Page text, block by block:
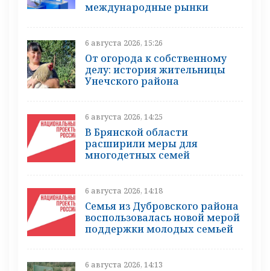
международные рынки
6 августа 2026, 15:26
От огорода к собственному
делу: история жительницы
Унечского района
6 августа 2026, 14:25
В Брянской области
расширили меры для
многодетных семей
6 августа 2026, 14:18
Семья из Дубровского района
воспользовалась новой мерой
поддержки молодых семьей
6 августа 2026, 14:13